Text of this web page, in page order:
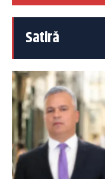
Satiră